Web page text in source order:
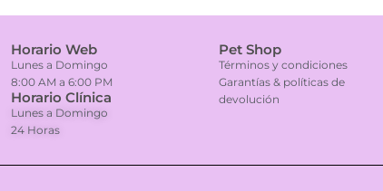
Horario Web
Lunes a Domingo
8:00 AM a 6:00 PM
Horario Clínica
Lunes a Domingo
24 Horas
Pet Shop
Términos y condiciones
Garantías & políticas de
devolución